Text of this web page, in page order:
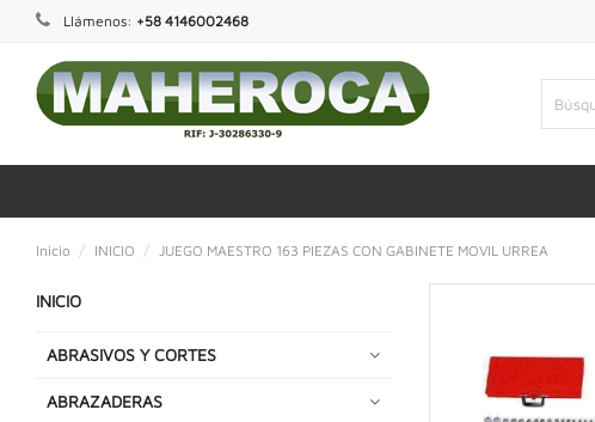
Llámenos: +58 4146002468
Inicio INICIO JUEGO MAESTRO 163 PIEZAS CON GABINETE MOVIL URREA
INICIO
ABRASIVOS Y CORTES
ABRAZADERAS